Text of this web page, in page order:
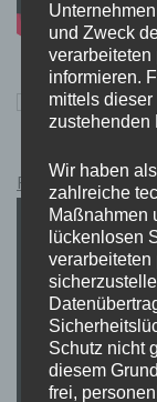
Pokémon
und Zweck
verarbeiteten
informieren.
mittels
zustehenden
Wir haben
zahlreiche
Maßnahmen
lückenlosen
verarbeiteten
Schutz nicht
diesem
frei,